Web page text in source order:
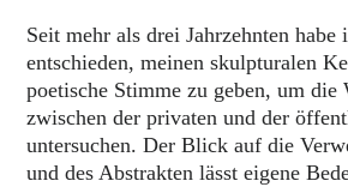
Seit mehr als drei Jahrzehnten habe
entschieden, meinen skulpturalen
poetische Stimme zu geben, um die
zwischen der privaten und der
untersuchen. Der Blick auf die
und des Abstrakten lässt eigene